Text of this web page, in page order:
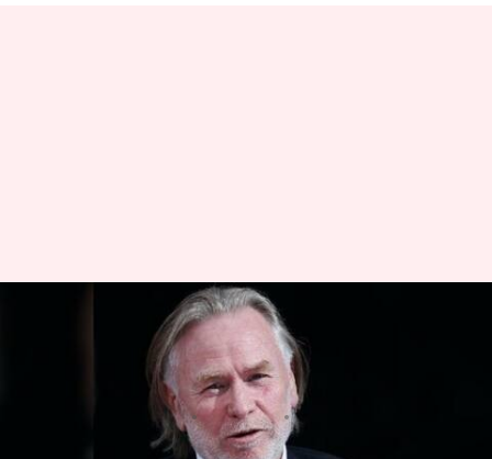
இந்தியாவுக்கான அடுத்த
ஆஸ்திரேலிய தூதர்:
யாரிந்த பிலிப் கிரீன்
Sindhuja SM Jun 16, 2023 03:31 pm